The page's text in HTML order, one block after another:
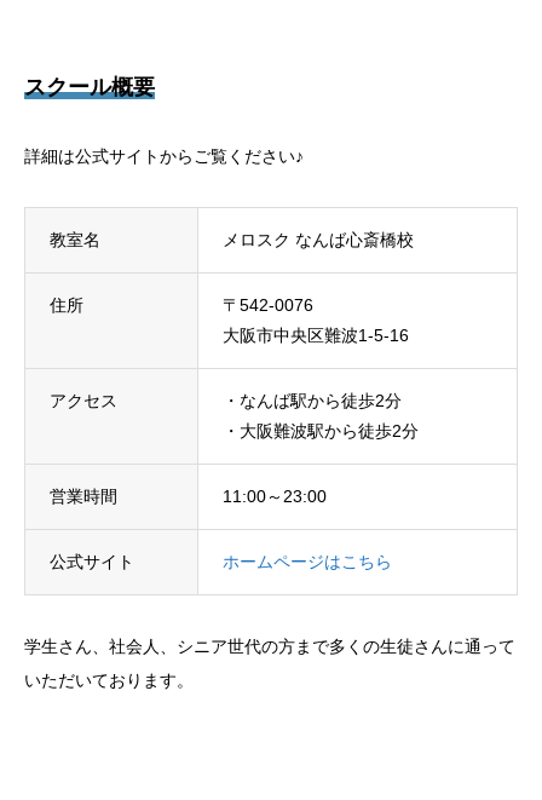
スクール概要
詳細は公式サイトからご覧ください♪
教室名 メロスク なんば心斎橋校
住所
〒542-0076
大阪市中央区難波1-5-16
アクセス
・なんば駅から徒歩2分
・大阪難波駅から徒歩2分
営業時間 11:00～23:00
公式サイト ホームページはこちら
学生さん、社会人、シニア世代の方まで多くの生徒さんに通って
いただいております。